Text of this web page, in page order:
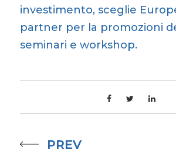
investimento, sceglie
partner per la promozioni
seminari e workshop.
PREV